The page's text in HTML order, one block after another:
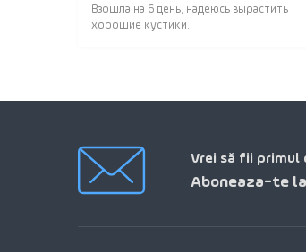
Взошла на 6 день, надеюсь вырастить
хорошие кустики..
Vrei să fii primul
Aboneaza-te